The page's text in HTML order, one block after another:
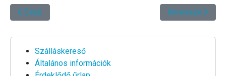
Előző cikk: Akrogiali-Anseon Villa *****
Előző Következő cikk:
Következő
Szálláskereső
Általános információk